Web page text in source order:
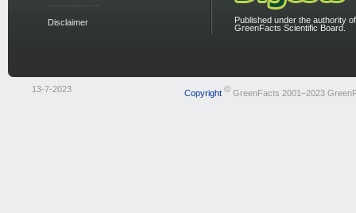
Disclaimer
Published under the authority
GreenFacts Scientific Board.
13-7-2023 Copyright ©GreenFacts 2001–2023